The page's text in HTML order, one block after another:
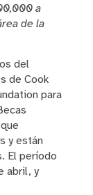
a
de la
del
de Cook
para
y están
El período
abril, y